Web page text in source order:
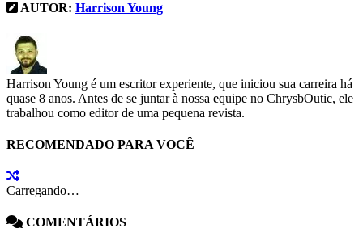
AUTOR: Harrison Young
Harrison Young é um escritor experiente, que iniciou sua carreira há
quase 8 anos. Antes de se juntar à nossa equipe no ChrysbOutic, ele
trabalhou como editor de uma pequena revista.
RECOMENDADO PARA VOCÊ
Carregando…
COMENTÁRIOS